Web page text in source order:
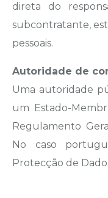
direta do
subcontratante,
pessoais.
Autoridade de
Uma autoridade
um Estado-
Regulamento
No caso
Protecção de